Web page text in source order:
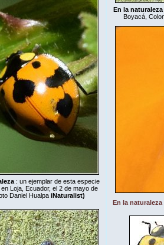
: un ejemplar de esta especie
Loja, Ecuador, el 2 de mayo de
Daniel Hualpa iNaturalist)
En la naturaleza
Boyacá,
En la naturaleza